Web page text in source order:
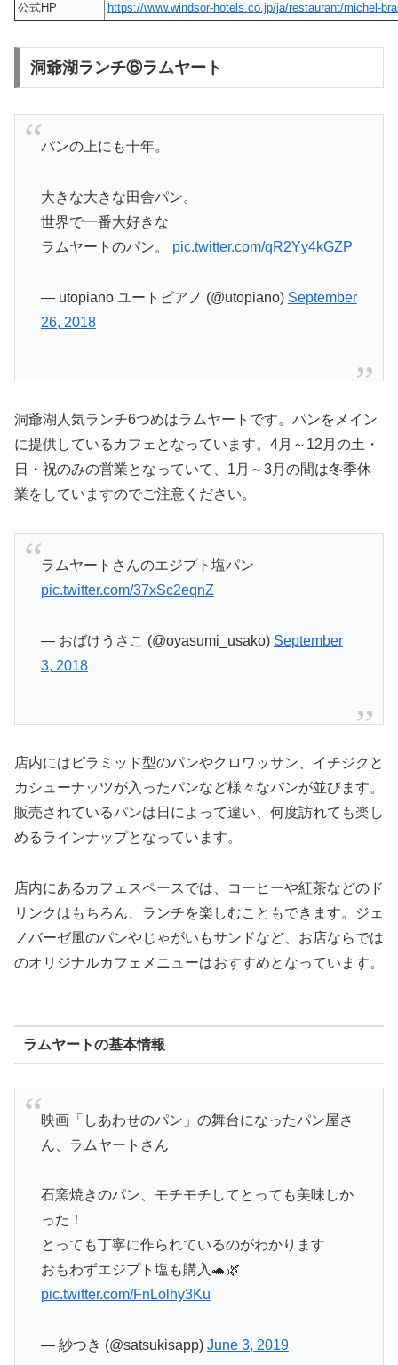
公式HP
https://www.windsor-hotels.co.jp/ja/restaurant/michel-
洞爺湖ランチ⑥ラムヤート
パンの上にも十年。
大きな大きな田舎パン。
世界で一番大好きな
ラムヤートのパン。 pic.twitter.com/qR2Yy4kGZP
— utopiano ユートピアノ (@utopiano) September
26, 2018
洞爺湖人気ランチ6つめはラムヤートです。パンをメイン
に提供しているカフェとなっています。4月～12月の土・
日・祝のみの営業となっていて、1月～3月の間は冬季休
業をしていますのでご注意ください。
ラムヤートさんのエジプト塩パン
pic.twitter.com/37xSc2eqnZ
— おばけうさこ (@oyasumi_usako) September
3, 2018
店内にはピラミッド型のパンやクロワッサン、イチジクと
カシューナッツが入ったパンなど様々なパンが並びます。
販売されているパンは日によって違い、何度訪れても楽し
めるラインナップとなっています。
店内にあるカフェスペースでは、コーヒーや紅茶などのド
リンクはもちろん、ランチを楽しむこともできます。ジェ
ノバーゼ風のパンやじゃがいもサンドなど、お店ならでは
のオリジナルカフェメニューはおすすめとなっています。
ラムヤートの基本情報
映画「しあわせのパン」の舞台になったパン屋さ
ん、ラムヤートさん⠀
石窯焼きのパン、モチモチしてとっても美味しか
った！
とっても丁寧に作られているのがわかります
おもわずエジプト塩も購入🐢🌿⠀
pic.twitter.com/FnLolhy3Ku
— 紗つき (@satsukisapp) June 3, 2019